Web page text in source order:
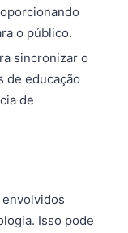
o público.
sincronizar o
de educação
de
Isso pode